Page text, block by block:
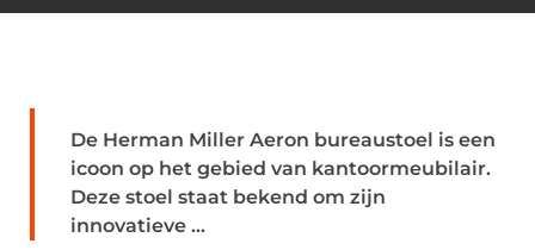
De Herman Miller Aeron bureaustoel is een
icoon op het gebied van kantoormeubilair.
Deze stoel staat bekend om zijn
innovatieve ...